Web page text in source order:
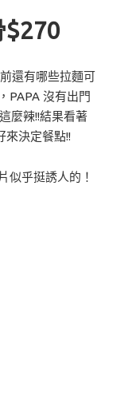
$270
還有哪些拉麵可
PAPA 沒有出門
麼辣!!結果看著
來決定餐點!!
似乎挺誘人的！